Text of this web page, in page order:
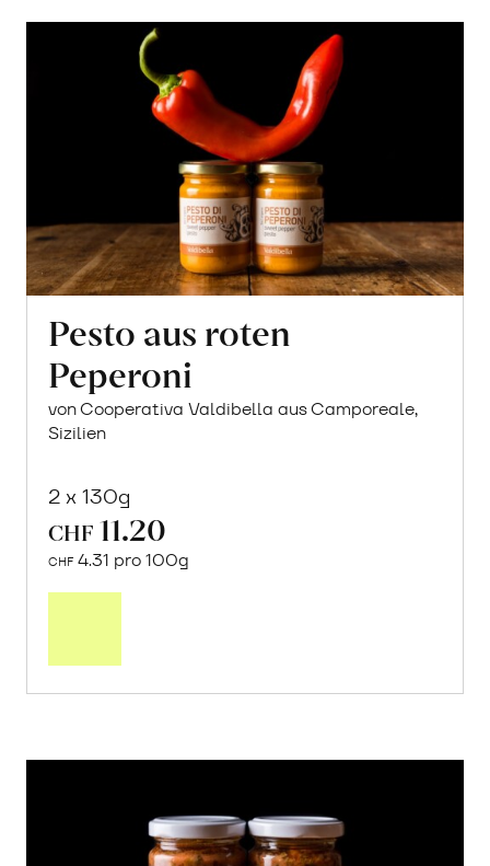
Pesto aus roten
Peperoni
von Cooperativa Valdibella aus Camporeale,
Sizilien
2 x 130g
CHF 11.20
CHF 4.31 pro 100g